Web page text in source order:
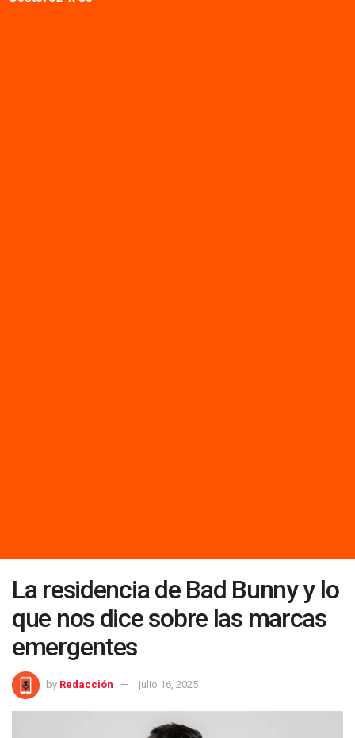
La residencia de Bad Bunny y lo
que nos dice sobre las marcas
emergentes
by Redacción julio 16, 2025